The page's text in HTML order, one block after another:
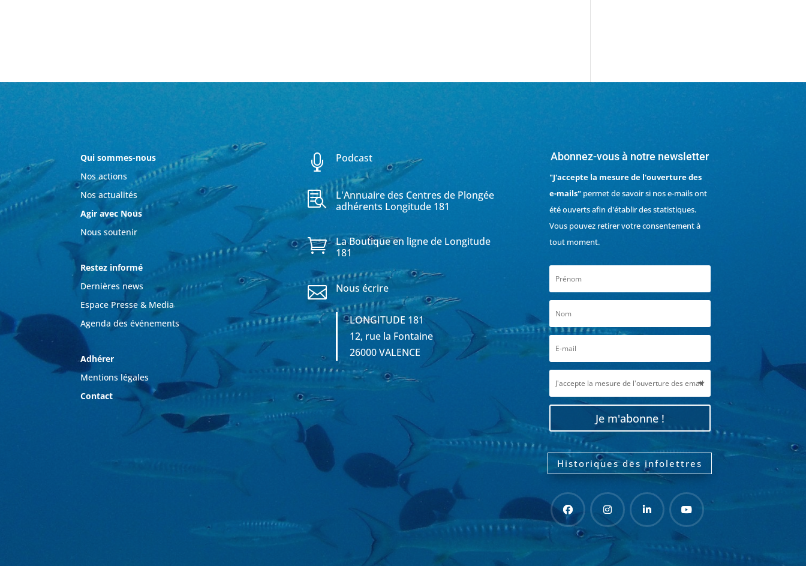
Qui sommes-nous
Nos actions
Nos actualités
Agir avec Nous
Nous soutenir
Restez informé
Dernières news
Espace Presse & Media
Agenda des événements
Adhérer
Mentions légales
Contact
 Podcast

L'Annuaire des Centres de Plongée
adhérents Longitude 181

La Boutique en ligne de Longitude
181
 Nous écrire
LONGITUDE 181
12, rue la Fontaine
26000 VALENCE
Abonnez-vous à notre newsletter
"J'accepte la mesure de l'ouverture des
e-mails"permet de savoir si nos e-mails ont
été ouverts afin d'établir des statistiques.
Vous pouvez retirer votre consentement à
tout moment.
Je m'abonne !
Historiques des infolettres